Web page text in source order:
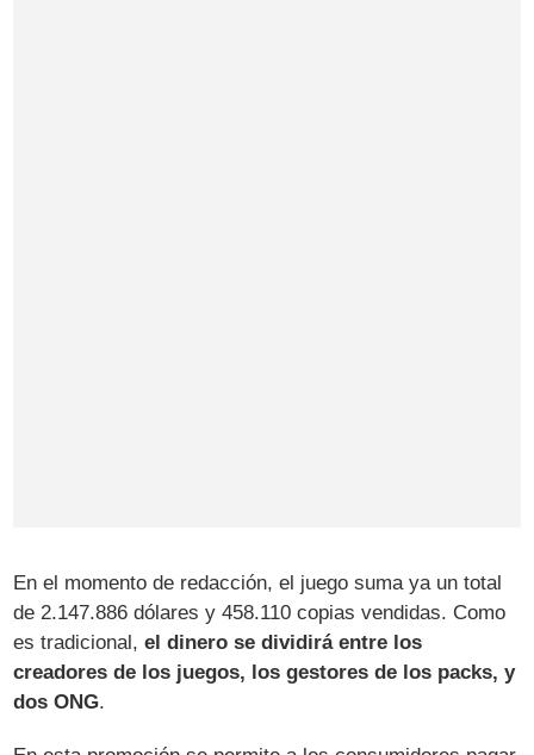
En el momento de redacción, el juego suma ya un total
de 2.147.886 dólares y 458.110 copias vendidas. Como
es tradicional,el dinero se dividirá entre los
creadores de los juegos, los gestores de los packs, y
dos ONG.